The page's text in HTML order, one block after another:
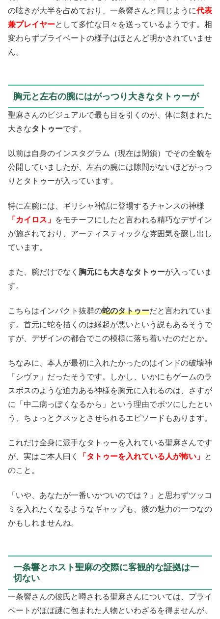
の呟きが大半を占めており、一条響さんと同じように代表
兼プレイヤーとして多忙な日々を送っているようです。相
変わらずプライベートの様子はほとんど明かされていませ
ん。
胸元と左右の腕にはがっつり大きなタトゥーが
聖麻さんのビジュアルで最も目を引くのが、体に刻まれた
大きなタトゥーです。
以前は自身のインスタグラム（現在は閉鎖）でその全貌を
公開していましたが、左右の腕には隙間がないほどがっつ
りとタトゥーが入っています。
特に左腕には、ギリシャ神話に登場するチャンスの神様
「カイロス」 をモチーフにしたと言われる精巧なデザイン
が施されており、アーティスティックな雰囲気を醸し出し
ています。
また、腕だけでなく 胸元にも大きなタトゥーが入っていま
す。
こちらはインパクト抜群の蛇のタトゥーだと言われていま
す。首元に蛇を描くのは縁起が悪いという説もあるそうで
すが、デザインの都合でこの模様に落ち着いたのだとか。
ちなみに、本人が最初に入れたかったのはインドの破壊神
「シヴァ」だったそうです。しかし、いかにもゲームのラ
スボスのような迫力ある神様を胸元に入れるのは、さすが
に「中二病っぽくなるから」という理由でボツにしたとい
う、ちょっとクスッとさせられるエピソードもあります。
これだけ全身に派手なタトゥーを入れている聖麻さんです
が、実はご本人曰く
「タトゥーを入れている人が怖い」 と
のこと。
「いや、あなたが一番いかついのでは？」と思わずツッコ
ミを入れたくなるようなギャップも、彼の魅力の一つなの
かもしれませんね。
一条響とホスト聖麻の交際に客観的な証拠は一
切ない
一条響さんの彼氏と噂される聖麻さんについては、プライ
ベートがほぼ謎に包まれた人物といわざるを得ませんが、